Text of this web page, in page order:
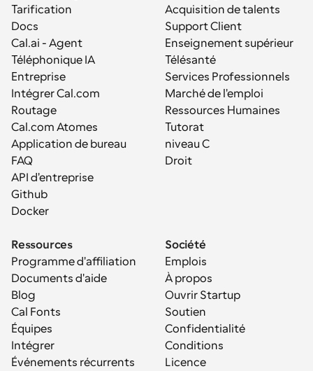
Tarification
Docs
Cal.ai - Agent
Téléphonique IA
Entreprise
Intégrer Cal.com
Routage
Cal.com Atomes
Application de bureau
FAQ
API d'entreprise
Github
Docker
Acquisition de talents
Support Client
Enseignement supérieur
Télésanté
Services Professionnels
Marché de l'emploi
Ressources Humaines
Tutorat
niveau C
Droit
Ressources
Programme d'affiliation
Documents d'aide
Blog
Cal Fonts
Équipes
Intégrer
Événements récurrents
Société
Emplois
À propos
Ouvrir Startup
Soutien
Confidentialité
Conditions
Licence